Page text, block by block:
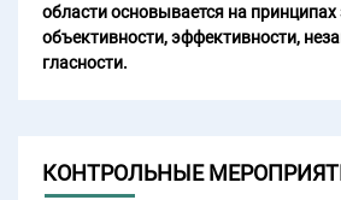
области основывается на принципах
объективности, эффективности,
гласности.
КОНТРОЛЬНЫЕ